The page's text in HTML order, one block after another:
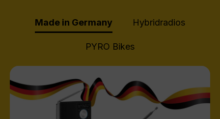
Made in Germany Hybridradios
PYRO Bikes